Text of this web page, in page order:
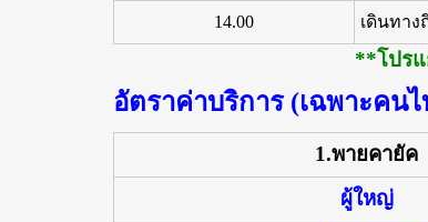
14.00 เดินทา
**โปร
อัตราค่าบริการ (เฉพาะคน
1.พายคายัค
ผู้ใหญ่